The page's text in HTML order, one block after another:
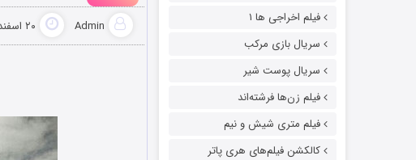
فیلم اخراجی ها ۱
سریال بازی مرکب
سریال پوست شیر
فیلم زن‌ها فرشته‌اند
فیلم متری شیش و نیم
کالکشن فیلم‌های هری پاتر
Admin ۲۰ اسفند ۱۳۹۴